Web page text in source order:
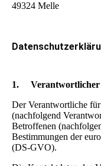
49324 Melle
1.
Der Verantwortliche
(nachfolgend
Betroffenen
Bestimmungen der
(DS-GVO).